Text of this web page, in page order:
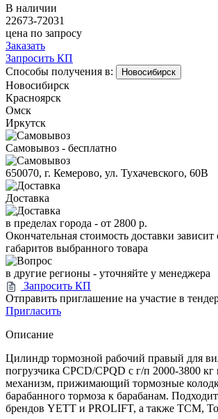
В наличии
22673-72031
цена по запросу
Заказать
Запросить КП
Способы получения в:
Новосибирск
Новосибирск
Красноярск
Омск
Иркутск
Самовывоз - бесплатно
650070, г. Кемерово, ул. Тухачевского, 60В
Доставка
в пределах города - от 2800 р.
Окончательная стоимость доставки зависит
габаритов выбранного товара
в другие регионы - уточняйте у менеджера
Запросить КП
Отправить приглашение на участие в
Пригласить
Описание
Цилиндр тормозной рабочий правый для
погрузчика CPCD/CPQD с г/п 2000-3800
механизм, прижимающий тормозные
барабанного тормоза к барабанам.
брендов YETT и PROLIFT, а также TCM,